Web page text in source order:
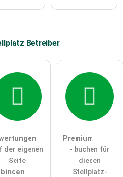
individuelle Frage
Betreiber
der eigenen
Seite
Premium
- buchen für
diesen
Stellplatz-